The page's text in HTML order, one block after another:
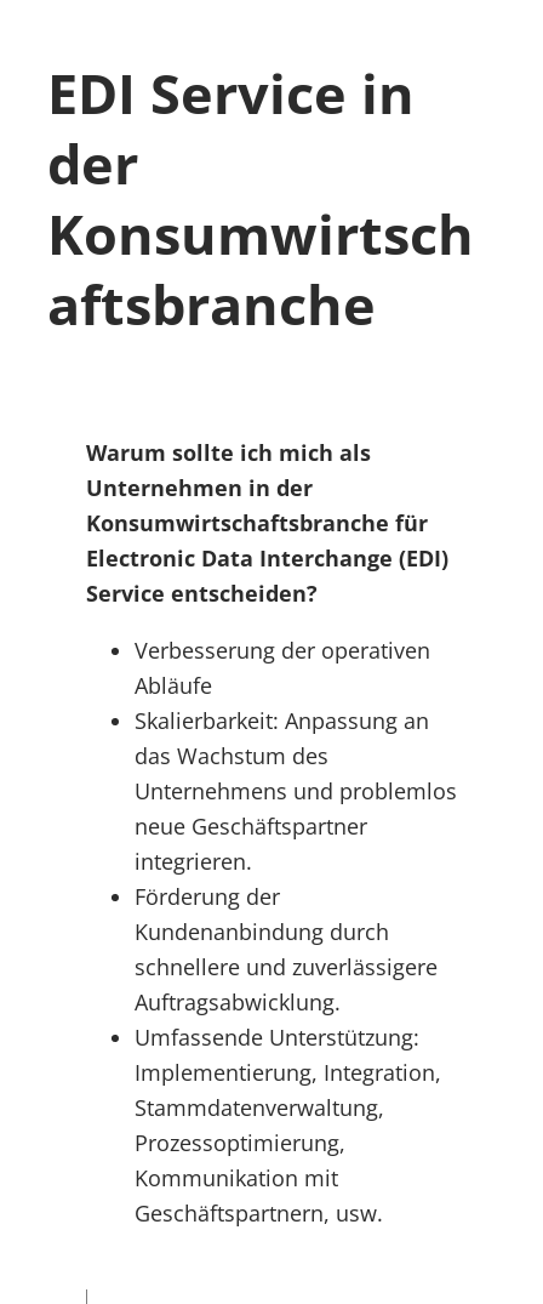
EDI Service in
der
Konsumwirtsch
aftsbranche
Warum sollte ich mich als
Unternehmen in der
Konsumwirtschaftsbranche für
Electronic Data Interchange (EDI)
Service entscheiden?
Verbesserung der operativen
Abläufe
Skalierbarkeit: Anpassung an
das Wachstum des
Unternehmens und problemlos
neue Geschäftspartner
integrieren.
Förderung der
Kundenanbindung durch
schnellere und zuverlässigere
Auftragsabwicklung.
Umfassende Unterstützung:
Implementierung, Integration,
Stammdatenverwaltung,
Prozessoptimierung,
Kommunikation mit
Geschäftspartnern, usw.